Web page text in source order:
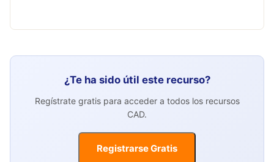
¿Te ha sido útil este recurso?
Regístrate gratis para acceder a todos los recursos
CAD.
Registrarse Gratis